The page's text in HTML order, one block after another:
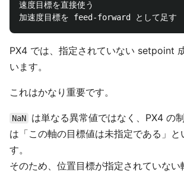
速度目標を直接使う
PX4 では、指定されていない setpoint
います。
これはかなり重要です。
NaN
は単なる異常値ではなく、PX4 の
は「この軸の目標値は未指定である」と
す。
そのため、位置目標が指定されていない